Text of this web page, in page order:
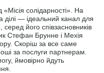
солідарності». На
ділі — ідеальний канал для
його співзасновників
Стефан Брунне і Мехія
Скоріш за все саме
за послуги партнерам.
ймовірно йдуть